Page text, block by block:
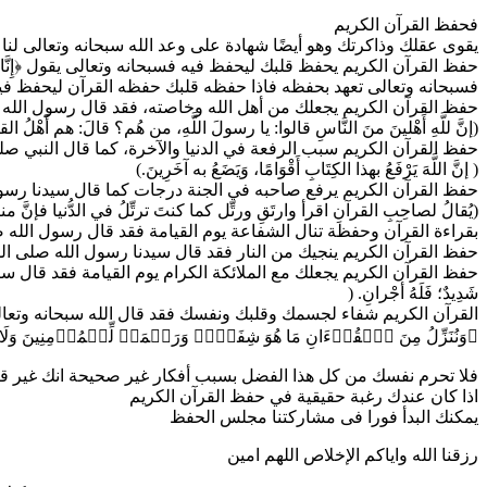
فحفظ القرآن الكريم
يقوى عقلك وذاكرتك وهو أيضًا شهادة على وعد الله سبحانه وتعالى
حفظ القرآن الكريم يحفظ قلبك ليحفظ فيه فسبحانه وتعالى يقول ﴿إِنَّا
فسبحانه وتعالى تعهد بحفظه فاذا حفظه قلبك حفظه القرآن ليحفظ
حفظ القرآن الكريم يجعلك من أهل الله وخاصته، فقد قال رسول
(إنَّ للَّهِ أَهْلينَ منَ النَّاسِ قالوا: يا رسولَ اللَّهِ، من هُم؟ قالَ: هم أَهْلُ
حفظ القرآن الكريم سبب الرفعة في الدنيا والآخرة، كما قال النبي
( إنَّ اللَّهَ يَرْفَعُ بهذا الكِتَابِ أَقْوَامًا، وَيَضَعُ به آخَرِينَ.)
حفظ القرآن الكريم يرفع صاحبه في الجنة درجات كما قال سيدنا
(يُقالُ لصاحِبِ القرآنِ اقرأ وارتَقِ ورتِّل كما كنتَ ترتِّلُ في الدُّنيا فإنَّ
بقراءة القرآن وحفظة تنال الشفاعة يوم القيامة فقد قال رسول الله
حفظ القرآن الكريم ينجيك من النار فقد قال سيدنا رسول الله صلى
حفظ القرآن الكريم يجعلك مع الملائكة الكرام يوم القيامة فقد
شَدِيدٌ؛ فَلَهُ أجْرانِ. (
القرآن الكريم شفاء لجسمك وقلبك ونفسك فقد قال الله سبحانه
﴿وَنُنَزِّلُ مِنَ ٱلۡقُرۡءَانِ مَا هُوَ شِفَاۤءࣱ وَرَحۡمَةࣱ لِّلۡمُؤۡمِنِینَ وَلَا یَزِیدُ
فلا تحرم نفسك من كل هذا الفضل بسبب أفكار غير صحيحة انك غير
اذا كان عندك رغبة حقيقية في حفظ القرآن الكريم
يمكنك البدأ فورا فى مشاركتنا مجلس الحفظ
رزقنا الله واياكم الإخلاص اللهم امين